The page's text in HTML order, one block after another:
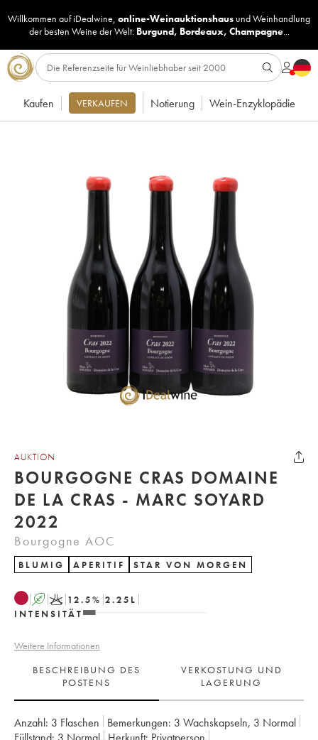
Willkommen auf iDealwine, online-Weinauktionshaus undWeinhandlung
der besten Weine der Welt: Burgund, Bordeaux, Champagne...
Kaufen VERKAUFEN Notierung Wein-Enzyklopädie
AUKTION
BOURGOGNE CRAS DOMAINE
DE LA CRAS - MARC SOYARD
2022
Bourgogne AOC
BLUMIG APERITIF STAR VON MORGEN
A K 12.5% 2.25 L
INTENSITÄT
Weitere Informationen
BESCHREIBUNG DES
POSTENS
VERKOSTUNG UND
LAGERUNG
Anzahl: 3 Flaschen Bemerkungen: 3 Wachskapseln, 3 Normal